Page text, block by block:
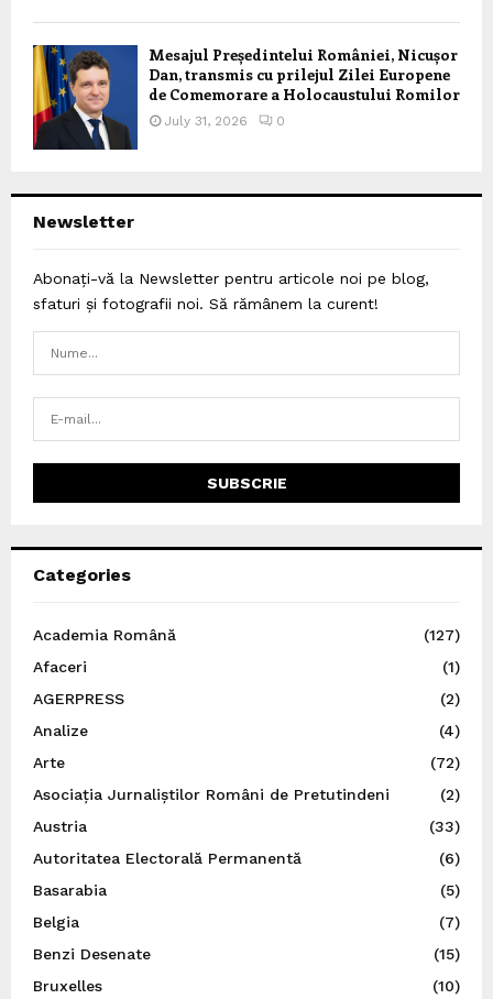
Mesajul Președintelui României, Nicușor
Dan, transmis cu prilejul Zilei Europene
de Comemorare a Holocaustului Romilor
July 31, 2026 0
Newsletter
Abonați-vă la Newsletter pentru articole noi pe blog,
sfaturi și fotografii noi. Să rămânem la curent!
Categories
Academia Română
(127)
Afaceri
(1)
AGERPRESS
(2)
Analize
(4)
Arte
(72)
Asociația Jurnaliștilor Români de Pretutindeni
(2)
Austria
(33)
Autoritatea Electorală Permanentă
(6)
Basarabia
(5)
Belgia
(7)
Benzi Desenate
(15)
Bruxelles
(10)